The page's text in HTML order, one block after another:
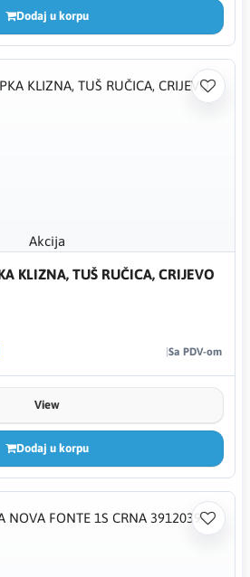
Dodaj u korpu
Akcija
KLIZNA, TUŠ RUČICA, CRIJEVO
Sa PDV-om
View
Dodaj u korpu